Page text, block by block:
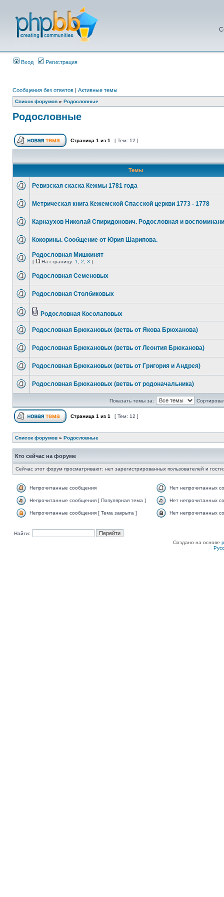
Вход Регистрация
Сообщения без ответов | Активные темы
Список форумов » Родословные
Родословные
Страница 1 из 1 [ Тем: 12 ]
Темы
Ревизская скаска Кежмы 1781 года
Метрическая книга Кежемской Спасской церкви 1773 - 1778
Карнаухов Николай Спиридонович. Родословная и
Кокорины. Сообщение от Юрия Шарипова.
Родословная Мишкинят
[ На страницу: 1 2 3 ]
Родословная Семеновых
Родословная Столбиковых
Родословная Косолаповых
Родословная Брюхановых (ветвь от Якова Брюханова)
Родословная Брюхановых (ветвь от Леонтия Брюханова)
Родословная Брюхановых (ветвь от Григория и Андрея)
Родословная Брюхановых (ветвь от родоначальника)
Показать темы за:
Страница 1 из 1 [ Тем: 12 ]
Список форумов » Родословные
Кто сейчас на форуме
Сейчас этот форум просматривают: нет зарегистрированных пользователей и
Непрочитанные сообщения Нет непрочитанных
Непрочитанные сообщения [ Популярная тема ] Нет непрочитанных
Непрочитанные сообщения [ Тема закрыта ] Нет непрочитанных
Найти:
Создано на основе